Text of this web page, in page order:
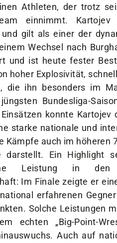
Athleten, der trotz
einnimmt.
gilt als einer der
Wechsel nach
und ist heute fester
hoher Explosivität,
die ihn besonders im
Bundesliga-
konnte
starke nationale und
Kämpfe auch im höheren
darstellt. Ein Highlight
Leistung in den
Im Finale zeigte er
erfahrenen
Solche Leistungen
echten „Big-Point-
Auch auf